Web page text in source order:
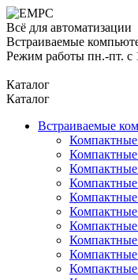
Всё для автоматизации
Встраиваемые
Режим работы пн.-пт. с
Каталог
Каталог
Встраиваемые